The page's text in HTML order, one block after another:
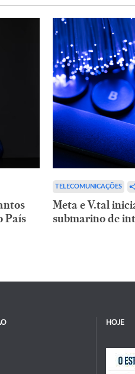
País
TELECOMUNICAÇÕES
Meta e V.tal
submarino de
HOJE